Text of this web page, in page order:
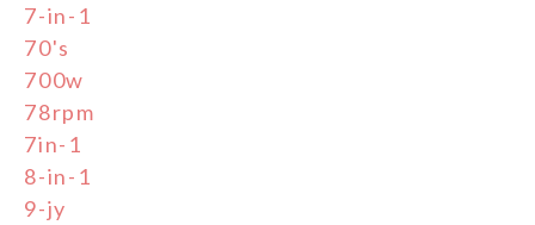
7-in-1
70's
700w
78rpm
7in-1
8-in-1
9-jy